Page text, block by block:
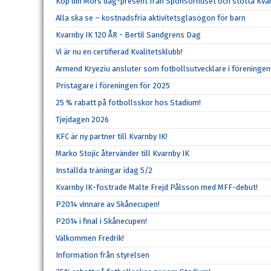
Alla ska se – kostnadsfria aktivitetsglasögon för barn
Kvarnby IK 120 ÅR - Bertil Sandgrens Dag
Vi är nu en certifierad Kvalitetsklubb!
Armend Kryeziu ansluter som fotbollsutvecklare i föreningen!
Pristagare i föreningen för 2025
25 % rabatt på fotbollsskor hos Stadium!
Tjejdagen 2026
KFC är ny partner till Kvarnby IK!
Marko Stojic återvänder till Kvarnby IK
Inställda träningar idag 5/2
Kvarnby IK-fostrade Malte Frejd Pålsson med MFF-debut!
P2014 vinnare av Skånecupen!
P2014 i final i Skånecupen!
Välkommen Fredrik!
Information från styrelsen